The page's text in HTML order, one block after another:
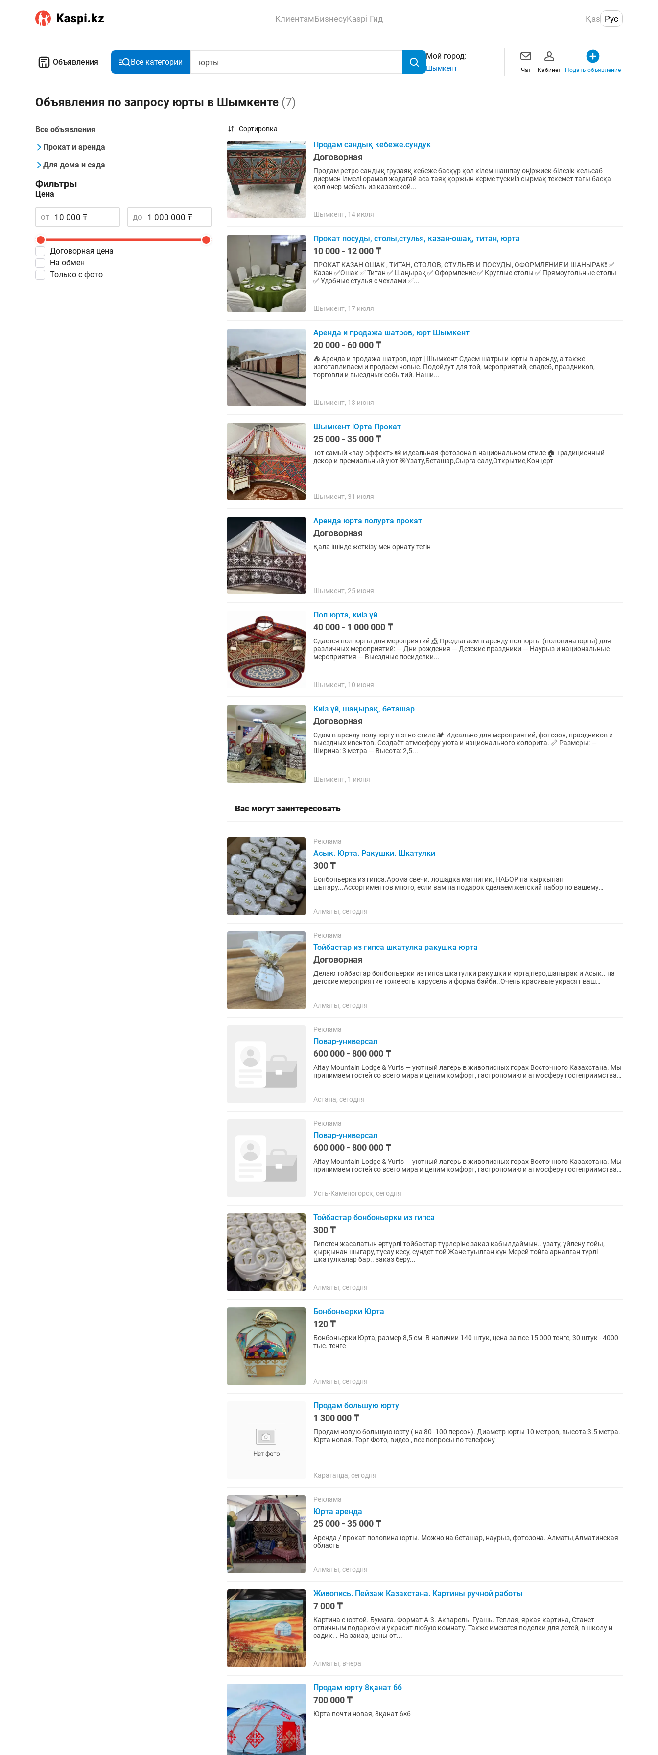
КлиентамБизнесуKaspi Гид Қаз Рус
Объявления Все категории
Мой город:
Шымкент Чат Кабинет Подать объявление
Объявления по запросу юрты в Шымкенте (7)
Все объявления
Прокат и аренда
Для дома и сада
Фильтры
Цена
от до
Договорная цена
На обмен
Только с фото
Сортировка
Продам сандық кебеже.сундук
Договорная
Продам ретро сандық грузаяқ кебеже басқұр қол кілем шашпау өңіржиек білезік кельсаб
диермен ілмелі орамал жадағай аса таяқ қоржын керме түскиіз сырмақ текемет тағы басқа
қол өнер мебель из казахской...
Шымкент, 14 июля
Прокат посуды, столы,стулья, казан-ошақ, титан, юрта
10 000 - 12 000 ₸
ПРОКАТ КАЗАН ОШАК , ТИТАН, СТОЛОВ, СТУЛЬЕВ И ПОСУДЫ, ОФОРМЛЕНИЕ И ШАНЫРАК❗️ ✅
Казан ✅Ошак ✅ Титан ✅ Шаңырақ ✅ Оформление ✅ Круглые столы ✅ Прямоугольные столы
✅ Удобные стулья с чехлами ✅...
Шымкент, 17 июля
Аренда и продажа шатров, юрт Шымкент
20 000 - 60 000 ₸
⛺ Аренда и продажа шатров, юрт | Шымкент Сдаем шатры и юрты в аренду, а также
изготавливаем и продаем новые. Подойдут для той, мероприятий, свадеб, праздников,
торговли и выездных событий. Наши...
Шымкент, 13 июня
Шымкент Юрта Прокат
25 000 - 35 000 ₸
Тот самый «вау-эффект» 📸 Идеальная фотозона в национальном стиле 🏠 Традиционный
декор и премиальный уют 🎯Ұзату,Беташар,Сырға салу,Открытие,Концерт
Шымкент, 31 июля
Аренда юрта полурта прокат
Договорная
Қала ішінде жеткізу мен орнату тегін
Шымкент, 25 июня
Пол юрта, киіз үй
40 000 - 1 000 000 ₸
Сдается пол-юрты для мероприятий 🎪 Предлагаем в аренду пол-юрты (половина юрты) для
различных мероприятий: — Дни рождения — Детские праздники — Наурыз и национальные
мероприятия — Выездные посиделки...
Шымкент, 10 июня
Киіз үй, шаңырақ, беташар
Договорная
Сдам в аренду полу-юрту в этно стиле 🏕️ Идеально для мероприятий, фотозон, праздников и
выездных ивентов. Создаёт атмосферу уюта и национального колорита. 📏 Размеры: —
Ширина: 3 метра — Высота: 2,5...
Шымкент, 1 июня
Вас могут заинтересовать
Реклама
Асык. Юрта. Ракушки. Шкатулки
300 ₸
Бонбоньерка из гипса.Арома свечи. лошадка магнитик, НАБОР на кыркынан
шыгару...Ассортиментов много, если вам на подарок сделаем женский набор по вашему
Алматы, сегодня
Реклама
Тойбастар из гипса шкатулка ракушка юрта
Договорная
Делаю тойбастар бонбоньерки из гипса шкатулки ракушки и юрта,перо,шанырак и Асык.. на
детские мероприятие тоже есть карусель и форма бэйби..Очень красивые украсят ваш
Алматы, сегодня
Реклама
Повар-универсал
600 000 - 800 000 ₸
Altay Mountain Lodge & Yurts — уютный лагерь в живописных горах Восточного Казахстана. Мы
принимаем гостей со всего мира и ценим комфорт, гастрономию и атмосферу гостеприимства.
Астана, сегодня
Реклама
Повар-универсал
600 000 - 800 000 ₸
Altay Mountain Lodge & Yurts — уютный лагерь в живописных горах Восточного Казахстана. Мы
принимаем гостей со всего мира и ценим комфорт, гастрономию и атмосферу гостеприимства.
Усть-Каменогорск, сегодня
Тойбастар бонбоньерки из гипса
300 ₸
Гипстен жасалатын әртүрлі тойбастар түрлеріне заказ қабылдаймын.. ұзату, үйлену тойы,
қырқынан шығару, тұсау кесу, сүндет той Жане туылған күн Мерей тойға арналған түрлі
шкатулкалар бар.. заказ беру...
Алматы, сегодня
Бонбоньерки Юрта
120 ₸
Бонбоньерки Юрта, размер 8,5 см. В наличии 140 штук, цена за все 15 000 тенге, 30 штук - 4000
тыс. тенге
Алматы, сегодня
Продам большую юрту
1 300 000 ₸
Продам новую большую юрту ( на 80 -100 персон). Диаметр юрты 10 метров, высота 3.5 метра.
Юрта новая. Торг Фото, видео , все вопросы по телефону
Караганда, сегодня
Реклама
Юрта аренда
25 000 - 35 000 ₸
Аренда / прокат половина юрты. Можно на беташар, наурыз, фотозона. Алматы,Алматинская
область
Алматы, сегодня
Живопись. Пейзаж Казахстана. Картины ручной работы
7 000 ₸
Картина с юртой. Бумага. Формат А-3. Акварель. Гуашь. Теплая, яркая картина, Станет
отличным подарком и украсит любую комнату. Также имеются поделки для детей, в школу и
садик. . На заказ, цены от...
Алматы, вчера
Продам юрту 8қанат 66
700 000 ₸
Юрта почти новая, 8қанат 6×6